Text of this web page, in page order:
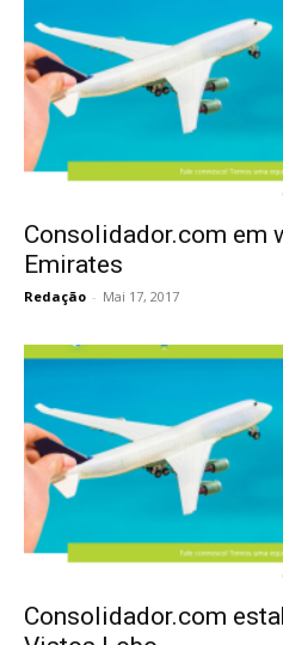
Consolidador.com em
Emirates
Redação - Mai 17, 2017
Consolidador.com